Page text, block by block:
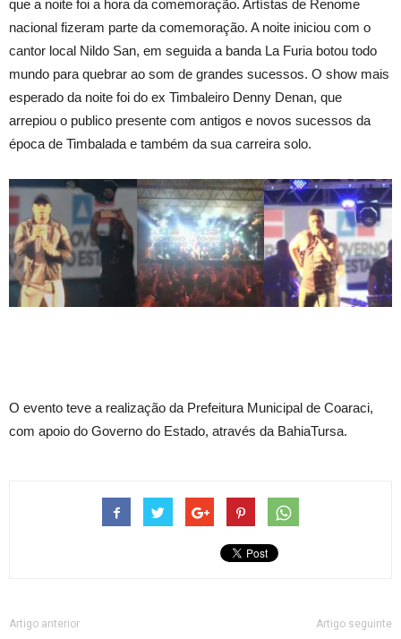
que a noite foi a hora da comemoração. Artístas de Renome
nacional fizeram parte da comemoração. A noite iniciou com o
cantor local Nildo San, em seguida a banda La Furia botou todo
mundo para quebrar ao som de grandes sucessos. O show mais
esperado da noite foi do ex Timbaleiro Denny Denan, que
arrepiou o publico presente com antigos e novos sucessos da
época de Timbalada e também da sua carreira solo.
O evento teve a realização da Prefeitura Municipal de Coaraci,
com apoio do Governo do Estado, através da BahiaTursa.
Artigo anterior Artigo seguinte